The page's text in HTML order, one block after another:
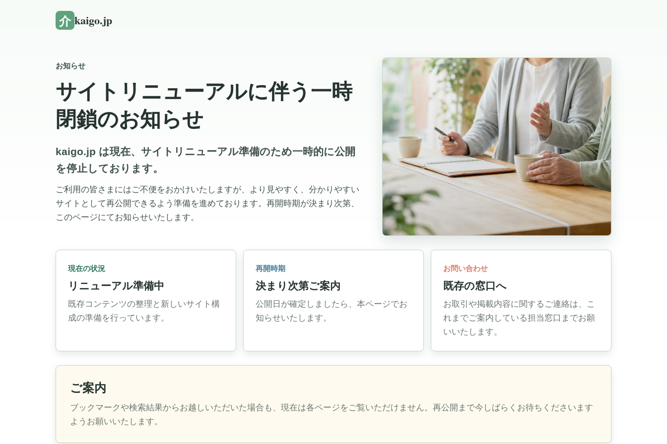
介 kaigo.jp
お知らせ
サイトリニューアルに伴う一時
閉鎖のお知らせ
kaigo.jp は現在、サイトリニューアル準備のため一時的に公開
を停止しております。
ご利用の皆さまにはご不便をおかけいたしますが、より見やすく、分かりやすい
サイトとして再公開できるよう準備を進めております。再開時期が決まり次第、
このページにてお知らせいたします。
現在の状況
リニューアル準備中
既存コンテンツの整理と新しいサイト構
成の準備を行っています。
再開時期
決まり次第ご案内
公開日が確定しましたら、本ページでお
知らせいたします。
お問い合わせ
既存の窓口へ
お取引や掲載内容に関するご連絡は、こ
れまでご案内している担当窓口までお願
いいたします。
ご案内
ブックマークや検索結果からお越しいただいた場合も、現在は各ページをご覧いただけません。再公開まで今しばらくお待ちくださいます
ようお願いいたします。